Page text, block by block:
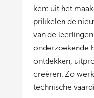
kent uit het
prikkelen de
van de
onderzoekende
ontdekken,
creëren. Zo
technische